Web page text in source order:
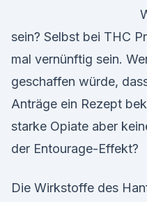
sein? Selbst bei THC
mal vernünftig sein.
geschaffen würde,
Anträge ein Rezept
starke Opiate aber
der Entourage-Effekt?
Die Wirkstoffe des